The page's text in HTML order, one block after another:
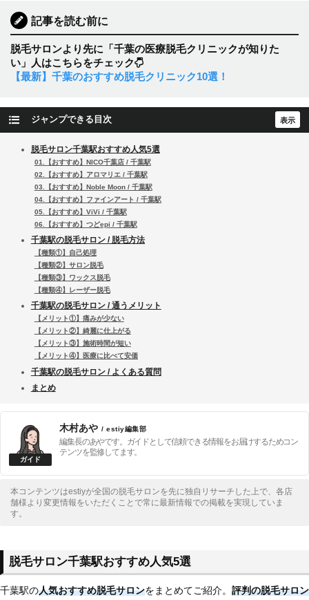
記事を読む前に
脱毛サロンより先に「千葉の医療脱毛クリニックが知りた
い」人はこちらをチェック
【最新】千葉のおすすめ脱毛クリニック10選！
ジャンプできる目次
脱毛サロン千葉駅おすすめ人気5選
01.【おすすめ】NICO千葉店 / 千葉駅
02.【おすすめ】アロマリエ / 千葉駅
03.【おすすめ】Noble Moon / 千葉駅
04.【おすすめ】ファインアート / 千葉駅
05.【おすすめ】ViVi / 千葉駅
06.【おすすめ】つどepi / 千葉駅
千葉駅の脱毛サロン / 脱毛方法
【種類①】自己処理
【種類②】サロン脱毛
【種類③】ワックス脱毛
【種類④】レーザー脱毛
千葉駅の脱毛サロン / 通うメリット
【メリット①】痛みが少ない
【メリット②】綺麗に仕上がる
【メリット③】施術時間が短い
【メリット④】医療に比べて安価
千葉駅の脱毛サロン / よくある質問
まとめ
木村あや / estiy編集部
編集長のあやです。ガイドとして信頼できる情報をお届けするためコン
テンツを監修してます。
本コンテンツはestiyが全国の脱毛サロンを先に独自リサーチした上で、各店
舗様より変更情報をいただくことで常に最新情報での掲載を実現していま
す。
脱毛サロン千葉駅おすすめ人気5選
千葉駅の人気おすすめ脱毛サロンをまとめてご紹介。 評判の脱毛サロン